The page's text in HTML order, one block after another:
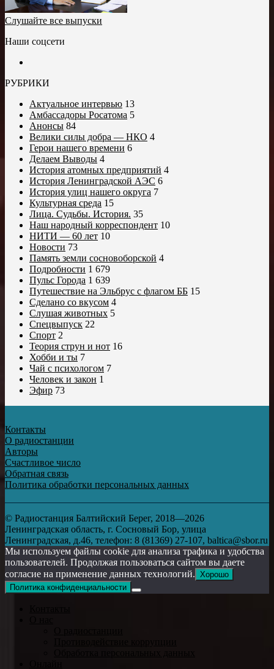
Слушайте все выпуски
Наши соцсети
РУБРИКИ
Актуальное интервью 13
Амбассадоры Росатома 5
Анонсы 84
Велики силы добра — НКО 4
Герои нашего времени 6
Делаем Выводы 4
История атомных предприятий 4
История Ленинградской АЭС 6
История улиц нашего округа 7
Культурная среда 15
Лица. Судьбы. История. 35
Наш народный корреспондент 10
НИТИ — 60 лет 10
Новости 73
Память земли сосновоборской 4
Подробности 1 679
Пульс Города 1 639
Путешествие на Эльбрус с флагом ББ 15
Сделано со вкусом 4
Слушая животных 5
Спецвыпуск 22
Спорт 2
Теория струн и нот 16
Хобби и ты 7
Чай с психологом 7
Человек и закон 1
Эфир 73
Контакты
О радиостанции
Авторы
Счастливое число
Обратная связь
Политика обработки персональных данных
© Радиостанция Балтийский Берег, 2018—2026
Ленинградская область, г. Сосновый Бор, улица
Ленинградская, д.46, телефон: 8 (81369) 27-107, baltica@sbor.ru
Мы используем файлы cookie для анализа трафика и удобства
пользователей. Продолжая пользоваться сайтом вы даете
согласие на применение данных технологий. Хорошо
Политика конфиденциальности